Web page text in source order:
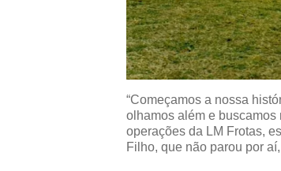
“Começamos a nossa
olhamos além e
operações da LM Frotas,
Filho, que não parou por